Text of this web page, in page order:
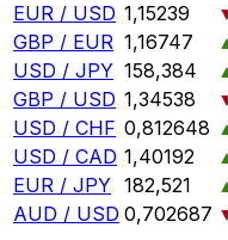
EUR / USD 1,15239
GBP / EUR 1,16747
USD / JPY 158,384
GBP / USD 1,34538
USD / CHF 0,812648
USD / CAD 1,40192
EUR / JPY 182,521
AUD / USD 0,702687